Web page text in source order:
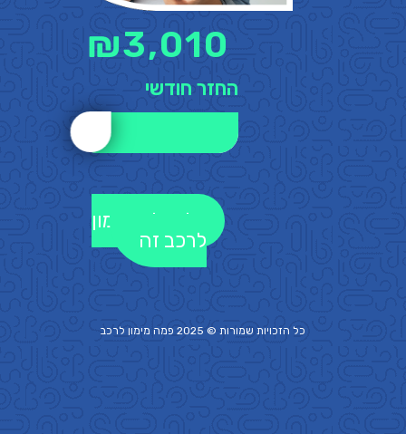
3,010
₪
החזר חודשי
לקבלת מימון
לרכב זה
כל הזכויות שמורות © 2025 פמה מימון לרכב